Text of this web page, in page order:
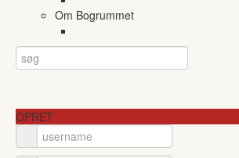
Om Bogrummet
OPRET